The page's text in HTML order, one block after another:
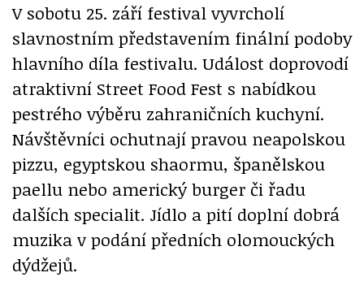
V sobotu 25. září festival vyvrcholí
slavnostním představením finální podoby
hlavního díla festivalu. Událost doprovodí
atraktivní Street Food Fest s nabídkou
pestrého výběru zahraničních kuchyní.
Návštěvníci ochutnají pravou neapolskou
pizzu, egyptskou shaormu, španělskou
paellu nebo americký burger či řadu
dalších specialit. Jídlo a pití doplní dobrá
muzika v podání předních olomouckých
dýdžejů.